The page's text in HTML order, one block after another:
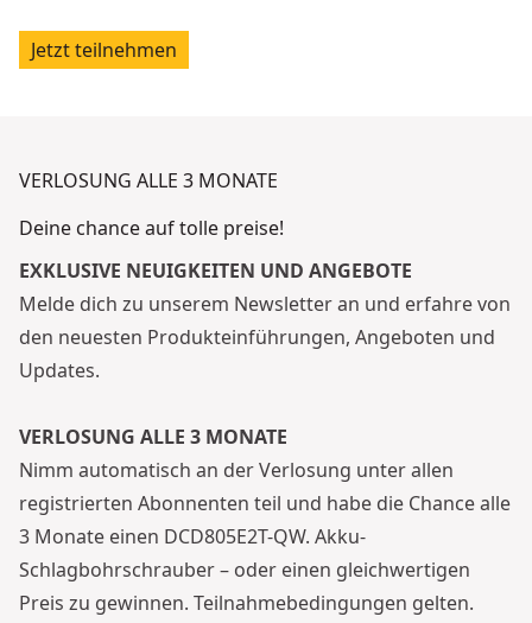
Jetzt teilnehmen
VERLOSUNG ALLE 3 MONATE
Deine chance auf tolle preise!
EXKLUSIVE NEUIGKEITEN UND ANGEBOTE
Melde dich zu unserem Newsletter an und erfahre von
den neuesten Produkteinführungen, Angeboten und
Updates.
VERLOSUNG ALLE 3 MONATE
Nimm automatisch an der Verlosung unter allen
registrierten Abonnenten teil und habe die Chance alle
3 Monate einen DCD805E2T-QW. Akku-
Schlagbohrschrauber – oder einen gleichwertigen
Preis zu gewinnen. Teilnahmebedingungen gelten.